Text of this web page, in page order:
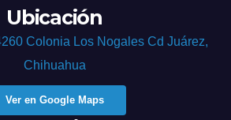
Ubicación
Colonia Los Nogales Cd Juárez,
Chihuahua
Ver en Google Maps